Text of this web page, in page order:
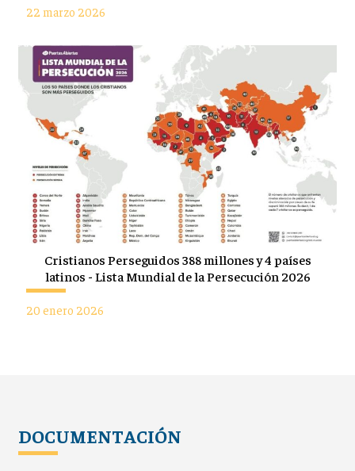
22 marzo 2026
Cristianos Perseguidos 388 millones y 4 países
latinos - Lista Mundial de la Persecución 2026
20 enero 2026
DOCUMENTACIÓN